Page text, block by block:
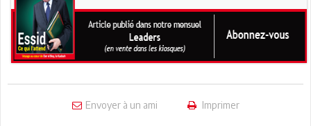
Envoyer à un ami Imprimer